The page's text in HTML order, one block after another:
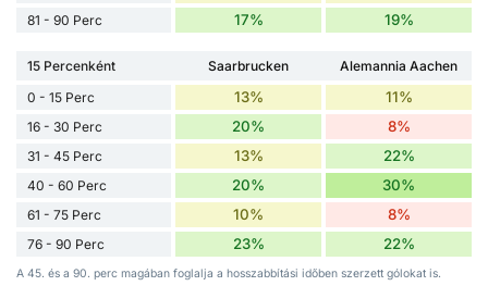
81 - 90 Perc 17% 19%
15 Percenként Saarbrucken
Alemannia Aachen
0 - 15 Perc
13% 11%
16 - 30 Perc 20% 8%
31 - 45 Perc 13% 22%
40 - 60 Perc 20% 30%
61 - 75 Perc 10% 8%
76 - 90 Perc 23% 22%
A 45. és a 90. perc magában foglalja a hosszabbítási időben szerzett gólokat is.